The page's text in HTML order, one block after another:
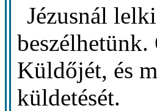
Jézusnál
Küldőjét, és
küldetését.